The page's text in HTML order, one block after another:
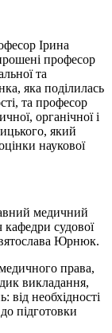
Ірина
професор
та
яка поділилась
та професор
органічної і
який
наукової
медичний
кафедри судової
Юрнюк.
права,
викладання,
необхідності
підготовки